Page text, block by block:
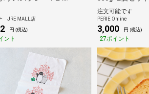
JRE MALL店
円 (税込)
ント
注文可能です
PERIE Online
3,000 円 (税込)
27ポイント